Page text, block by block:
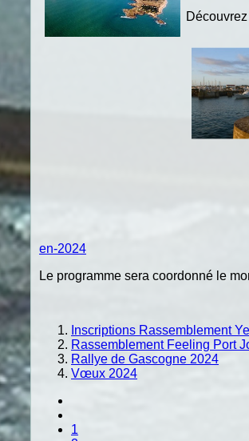
en-2024
Le programme sera coordonné le
Inscriptions Rassemblement
Rassemblement Feeling Port
Rallye de Gascogne 2024
Vœux 2024
1